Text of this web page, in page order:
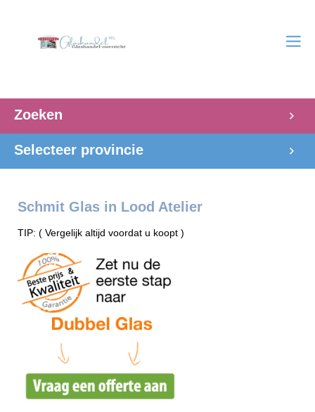
Zoeken
Selecteer provincie
Schmit Glas in Lood Atelier
TIP: ( Vergelijk altijd voordat u koopt )